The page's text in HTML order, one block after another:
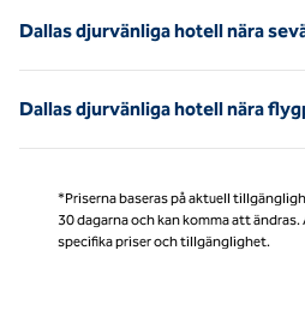
Dallas djurvänliga hotell nära
Dallas djurvänliga hotell nära
*Priserna baseras på aktuell
30 dagarna och kan komma att
specifika priser och tillgänglighet.